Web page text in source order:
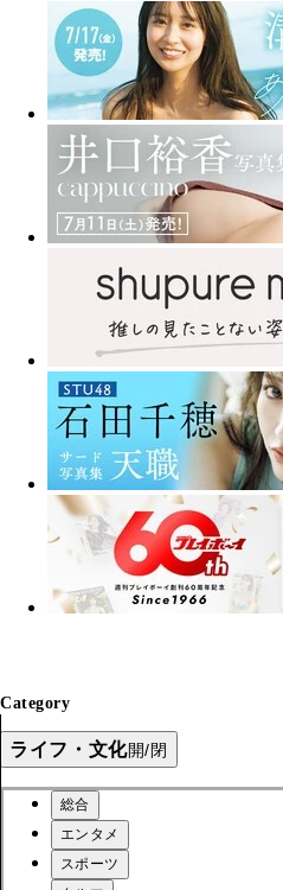
Category
ライフ・文化開/閉
総合
エンタメ
スポーツ